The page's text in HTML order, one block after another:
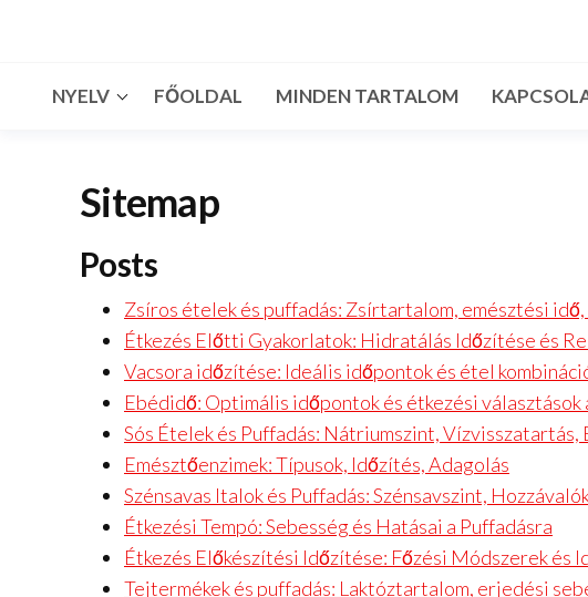
contentNYELV FŐOLDAL MINDEN TARTALOM
Sitemap
Posts
Zsíros ételek és puffadás: Zsírtartalom, emésztési
Étkezés Előtti Gyakorlatok: Hidratálás Időzítése és
Vacsora időzítése: Ideális időpontok és étel
Ebédidő: Optimális időpontok és étkezési
Sós Ételek és Puffadás: Nátriumszint, Vízvisszatartás,
Emésztőenzimek: Típusok, Időzítés, Adagolás
Szénsavas Italok és Puffadás: Szénsavszint,
Étkezési Tempó: Sebesség és Hatásai a Puffadásra
Étkezés Előkészítési Időzítése: Főzési Módszerek és
Tejtermékek és puffadás: Laktóztartalom, erjedési